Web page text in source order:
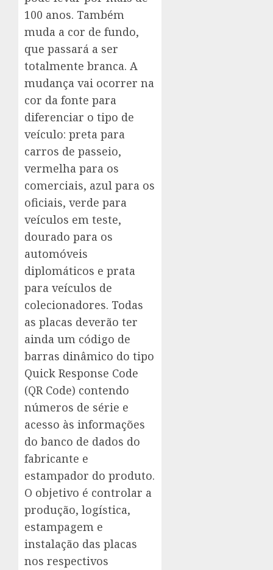
100 anos. Também
muda a cor de fundo,
que passará a ser
totalmente branca. A
mudança vai ocorrer na
cor da fonte para
diferenciar o tipo de
veículo: preta para
carros de passeio,
vermelha para os
comerciais, azul para os
oficiais, verde para
veículos em teste,
dourado para os
automóveis
diplomáticos e prata
para veículos de
colecionadores. Todas
as placas deverão ter
ainda um código de
barras dinâmico do tipo
Quick Response Code
(QR Code) contendo
números de série e
acesso às informações
do banco de dados do
fabricante e
estampador do produto.
O objetivo é controlar a
produção, logística,
estampagem e
instalação das placas
nos respectivos